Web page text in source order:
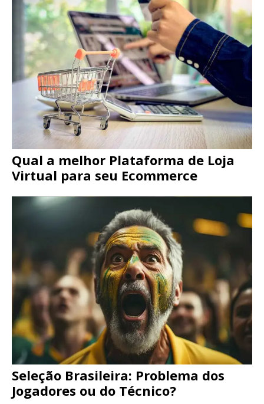
Qual a melhor Plataforma de Loja
Virtual para seu Ecommerce
Seleção Brasileira: Problema dos
Jogadores ou do Técnico?